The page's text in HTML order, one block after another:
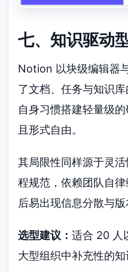
七、知识驱动
Notion 以块级编辑器
了文档、任务与知识
自身习惯搭建轻量级
且形式自由。
其局限性同样源于灵
程规范，依赖团队自
后易出现信息分散与版
选型建议：适合 20 人
大型组织中补充性的知